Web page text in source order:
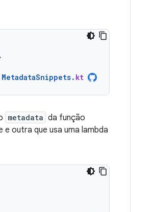
MetadataSnippets. kt
metadata da função
e outra que usa uma lambda